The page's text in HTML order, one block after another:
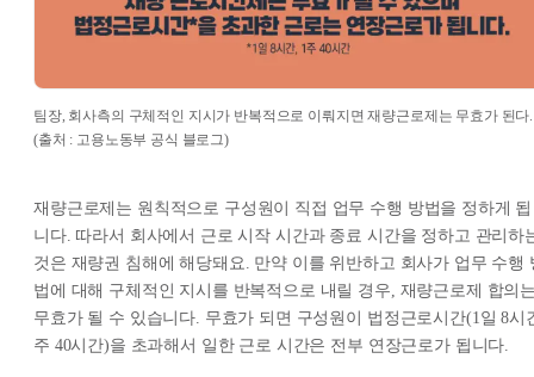
팀장, 회사측의 구체적인 지시가 반복적으로 이뤄지면 재량근로제는 무효가 된다.
(출처 : 고용노동부 공식 블로그)
재량근로제는 원칙적으로 구성원이 직접 업무 수행 방법을 정하게 됩
니다. 따라서 회사에서 근로 시작 시간과 종료 시간을 정하고 관리하
것은 재량권 침해에 해당돼요. 만약 이를 위반하고 회사가 업무 수행
법에 대해 구체적인 지시를 반복적으로 내릴 경우, 재량근로제 합의
무효가 될 수 있습니다. 무효가 되면 구성원이 법정근로시간(1일 8시
주 40시간)을 초과해서 일한 근로 시간은 전부 연장근로가 됩니다.